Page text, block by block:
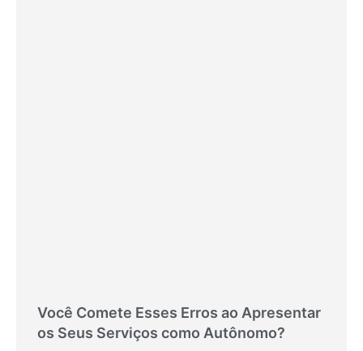
Você Comete Esses Erros ao Apresentar
os Seus Serviços como Autônomo?